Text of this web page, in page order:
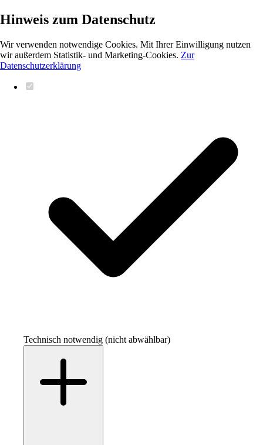
Hinweis zum Datenschutz
Wir verwenden notwendige Cookies. Mit Ihrer Einwilligung nutzen
wir außerdem Statistik- und Marketing-Cookies. Zur
Datenschutzerklärung
Technisch notwendig (nicht abwählbar)